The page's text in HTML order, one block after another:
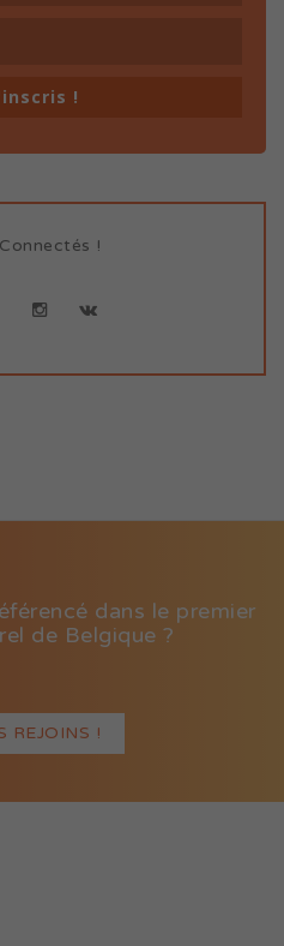
!
!
dans le premier
de Belgique ?
REJOINS !